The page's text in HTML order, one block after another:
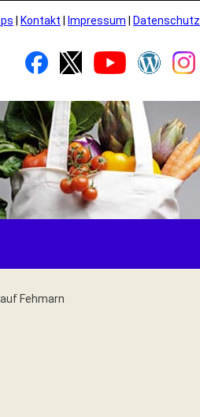
Kontakt Impressum Datenschutz
Fehmarn